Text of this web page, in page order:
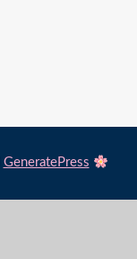
GeneratePress